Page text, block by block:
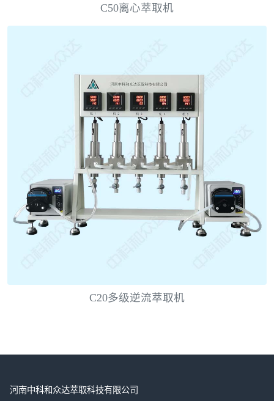
C50离心萃取机
C20多级逆流萃取机
河南中科和众达萃取科技有限公司